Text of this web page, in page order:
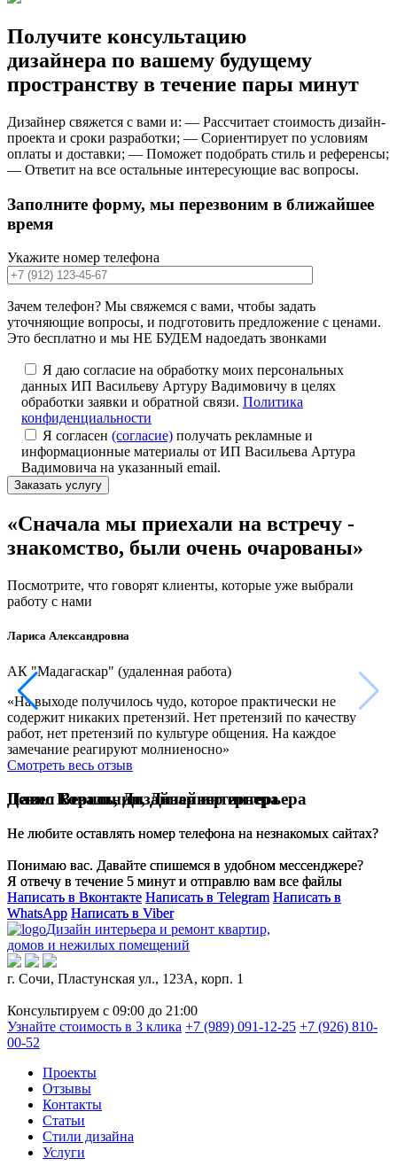
Получите консультацию
дизайнера по вашему будущему
пространству в течение пары минут
Дизайнер свяжется с вами и: — Рассчитает стоимость дизайн-
проекта и сроки разработки; — Сориентирует по условиям
оплаты и доставки; — Поможет подобрать стиль и референсы;
— Ответит на все остальные интересующие вас вопросы.
Заполните форму, мы перезвоним в ближайшее
время
Укажите номер телефона
Зачем телефон? Мы свяжемся с вами, чтобы задать
уточняющие вопросы, и подготовить предложение с ценами.
Это бесплатно и мы НЕ БУДЕМ надоедать звонками
Я даю согласие на обработку моих персональных
данных ИП Васильеву Артуру Вадимовичу в целях
обработки заявки и обратной связи. Политика
конфиденциальности
Я согласен (согласие) получать рекламные и
информационные материалы от ИП Васильева Артура
Вадимовича на указанный email.
«Сначала мы приехали на встречу -
знакомство, были очень очарованы»
Посмотрите, что говорят клиенты, которые уже выбрали
работу с нами
Лариса Александровна
АК "Мадагаскар" (удаленная работа)
«На выходе получилось чудо, которое практически не
содержит никаких претензий. Нет претензий по качеству
работ, нет претензий по культуре общения. На каждое
замечание реагируют молниеносно»
Смотреть весь отзыв
Денис Коваль,Дизайнер интерьера
Не любите оставлять номер телефона на незнакомых сайтах?
Понимаю вас. Давайте спишемся в удобном мессенджере?
Я отвечу в течение 5 минут и отправлю вам все файлы
Написать в Вконтакте Написать в Telegram Написать в
WhatsApp Написать в Viber
Павел Вершинин,Дизайнер интерьера
Не любите оставлять номер телефона на незнакомых сайтах?
Понимаю вас. Давайте спишемся в удобном мессенджере?
Я отвечу в течение 5 минут и отправлю вам все файлы
Написать в Вконтакте Написать в Telegram Написать в
WhatsApp Написать в Viber
Дизайн интерьера и ремонт квартир,
домов и нежилых помещений
г. Сочи, Пластунская ул., 123А, корп. 1
Консультируем с 09:00 до 21:00
Узнайте стоимость в 3 клика +7 (989) 091-12-25 +7 (926) 810-
00-52
Проекты
Отзывы
Контакты
Статьи
Стили дизайна
Услуги